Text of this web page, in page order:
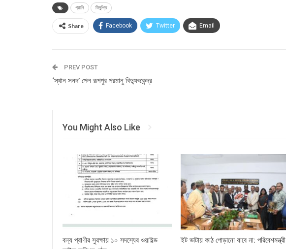
প্রাণি বিলুপ্তি
Share Facebook Twitter Email
PREV POST
‘স্থান সনদ’ পেল রূপপুর পরমানু বিদ্যুৎকেন্দ্র
You Might Also Like
বন্য প্রাণীর সুরক্ষায় ১০ সদস্যের ওয়াইল্ড
ইট ভাটায় কাঠ পোড়ানো যাবে না: পরিবেশমন্ত্রী